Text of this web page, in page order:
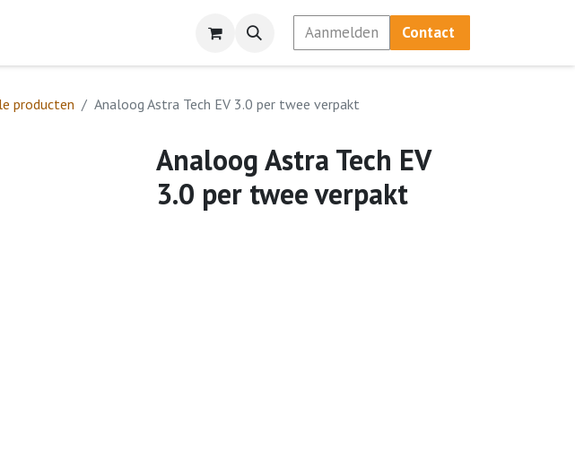
Aanmelden Contact
producten Analoog Astra Tech EV 3.0 per twee verpakt
Analoog Astra Tech EV
3.0 per twee verpakt